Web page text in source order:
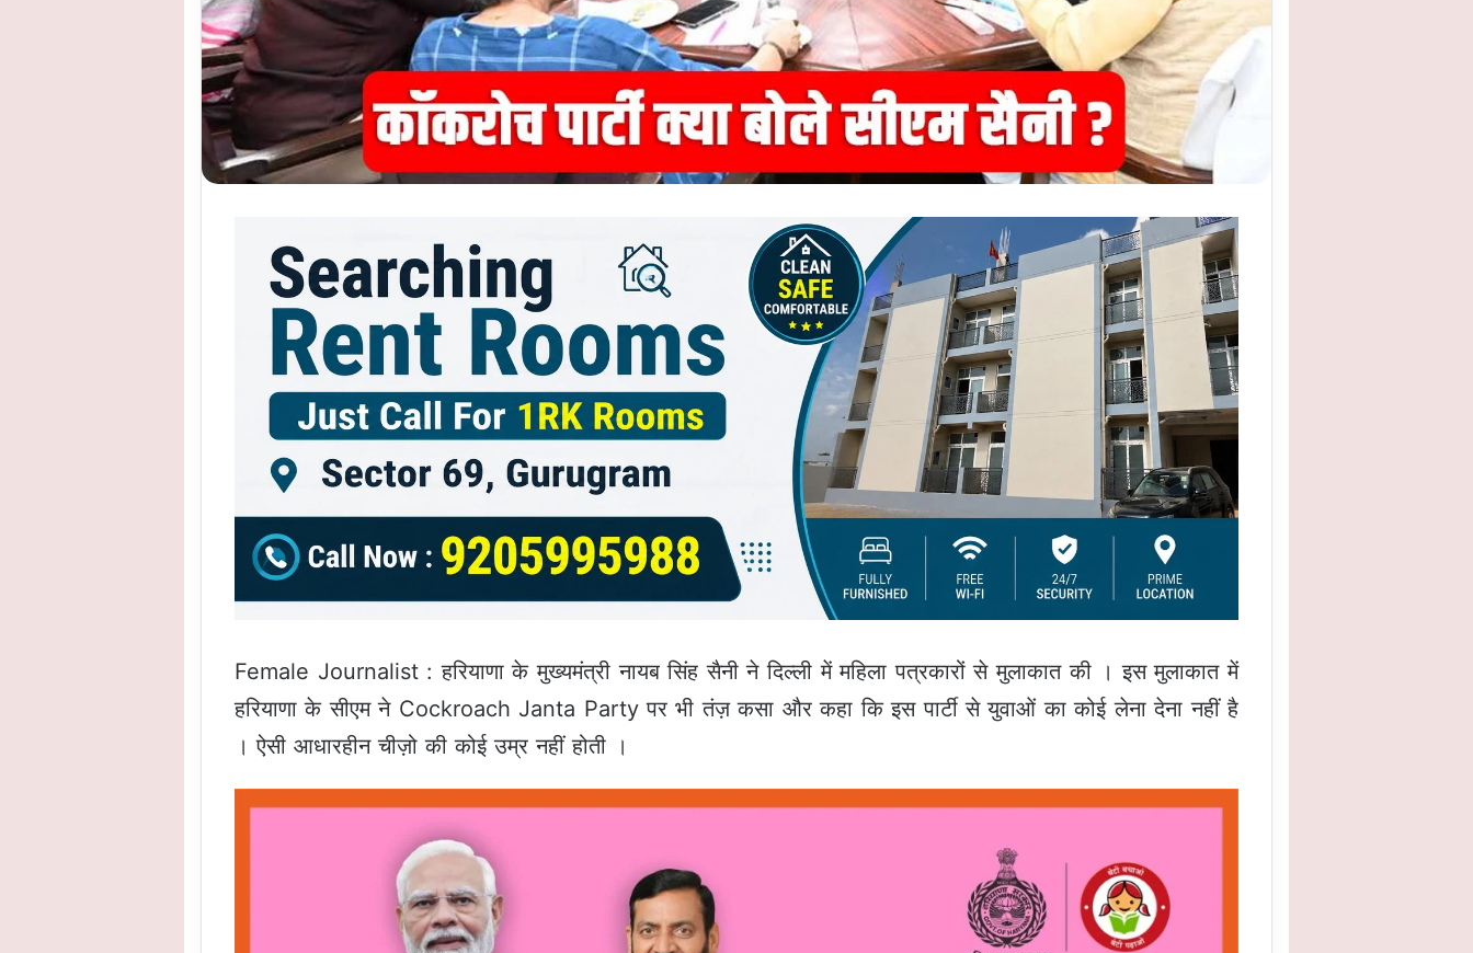
Female Journalist : हरियाणा के मुख्यमंत्री नायब सिंह सैनी ने दिल्ली में महिला पत्रकारों से मुलाकात की । इस मुलाकात में
हरियाणा के सीएम ने Cockroach Janta Party पर भी तंज़ कसा और कहा कि इस पार्टी से युवाओं का कोई लेना देना नहीं है
। ऐसी आधारहीन चीज़ो की कोई उम्र नहीं होती ।